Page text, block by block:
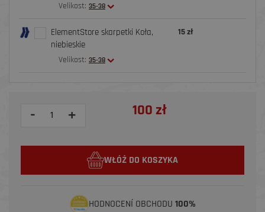
Velikost: 35-38
ElementStore skarpetki Koła,
niebieskie
Velikost: 35-38
15 zł
- + 100 zł
WŁÓŻ DO KOSZYKA
HODNOCENÍ OBCHODU 100%